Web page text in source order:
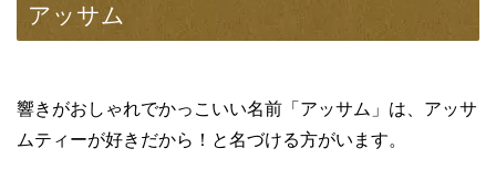
アッサム
響きがおしゃれでかっこいい名前「アッサム」は、アッサ
ムティーが好きだから！と名づける方がいます。